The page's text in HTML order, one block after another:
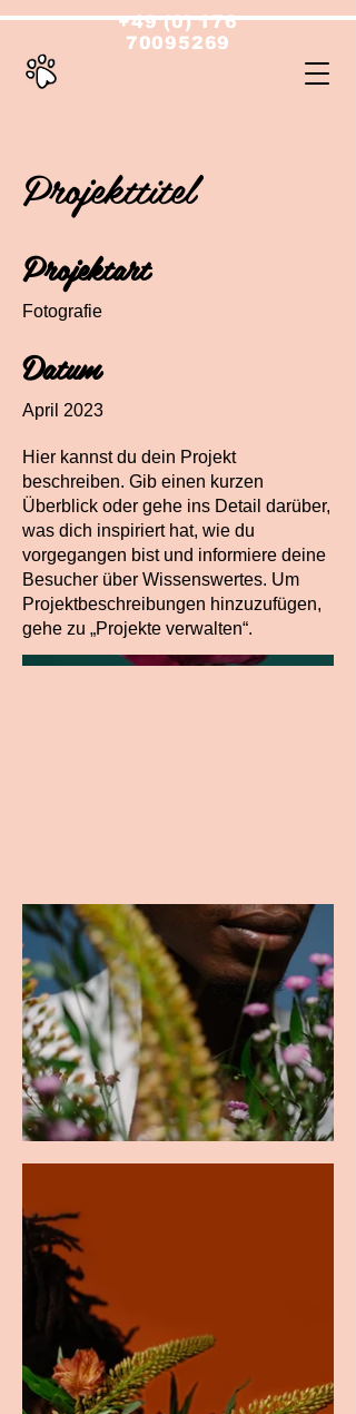
+49 (0) 176
70095269
Projekttitel
Projektart
Fotografie
Datum
April 2023
Hier kannst du dein Projekt
beschreiben. Gib einen kurzen
Überblick oder gehe ins Detail darüber,
was dich inspiriert hat, wie du
vorgegangen bist und informiere deine
Besucher über Wissenswertes. Um
Projektbeschreibungen hinzuzufügen,
gehe zu „Projekte verwalten“.